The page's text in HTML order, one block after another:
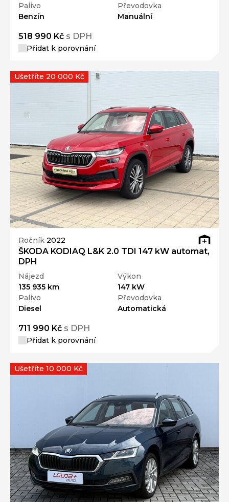
Palivo
Benzín
Převodovka
Manuální
518 990 Kč s DPH
Přidat k porovnání
Ročník 2022
ŠKODA KODIAQ L&K 2.0 TDI 147 kW automat,
DPH
Nájezd
135 935 km
Výkon
147 kW
Palivo
Diesel
Převodovka
Automatická
711 990 Kč s DPH
Přidat k porovnání
Ušetříte 20 000 Kč
Ušetříte 10 000 Kč